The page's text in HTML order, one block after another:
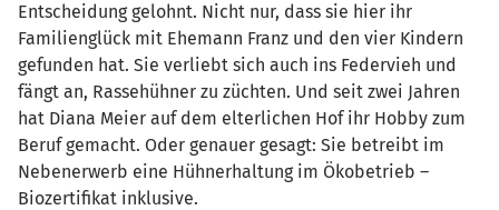
Entscheidung gelohnt. Nicht nur, dass sie hier ihr
Familienglück mit Ehemann Franz und den vier Kindern
gefunden hat. Sie verliebt sich auch ins Federvieh und
fängt an, Rassehühner zu züchten. Und seit zwei Jahren
hat Diana Meier auf dem elterlichen Hof ihr Hobby zum
Beruf gemacht. Oder genauer gesagt: Sie betreibt im
Nebenerwerb eine Hühnerhaltung im Ökobetrieb –
Biozertifikat inklusive.